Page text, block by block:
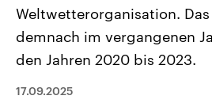
Landtagswahl Sachsen-Anhalt
2026
Alle Informationen
Landtag. Seit 2021 wird das
Weltwetterorganisation.
demnach im vergangenen
den Jahren 2020 bis 2023.
17.09.2025